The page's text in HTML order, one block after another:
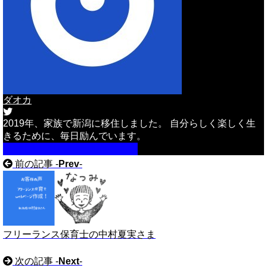
ダオカ
2019年、家族で新潟に移住しました。 自分らしく楽しく生
きるために、毎日励んでいます。
前の記事 -Prev-
フリーランス保育士の中村夏実さま
次の記事 -Next-